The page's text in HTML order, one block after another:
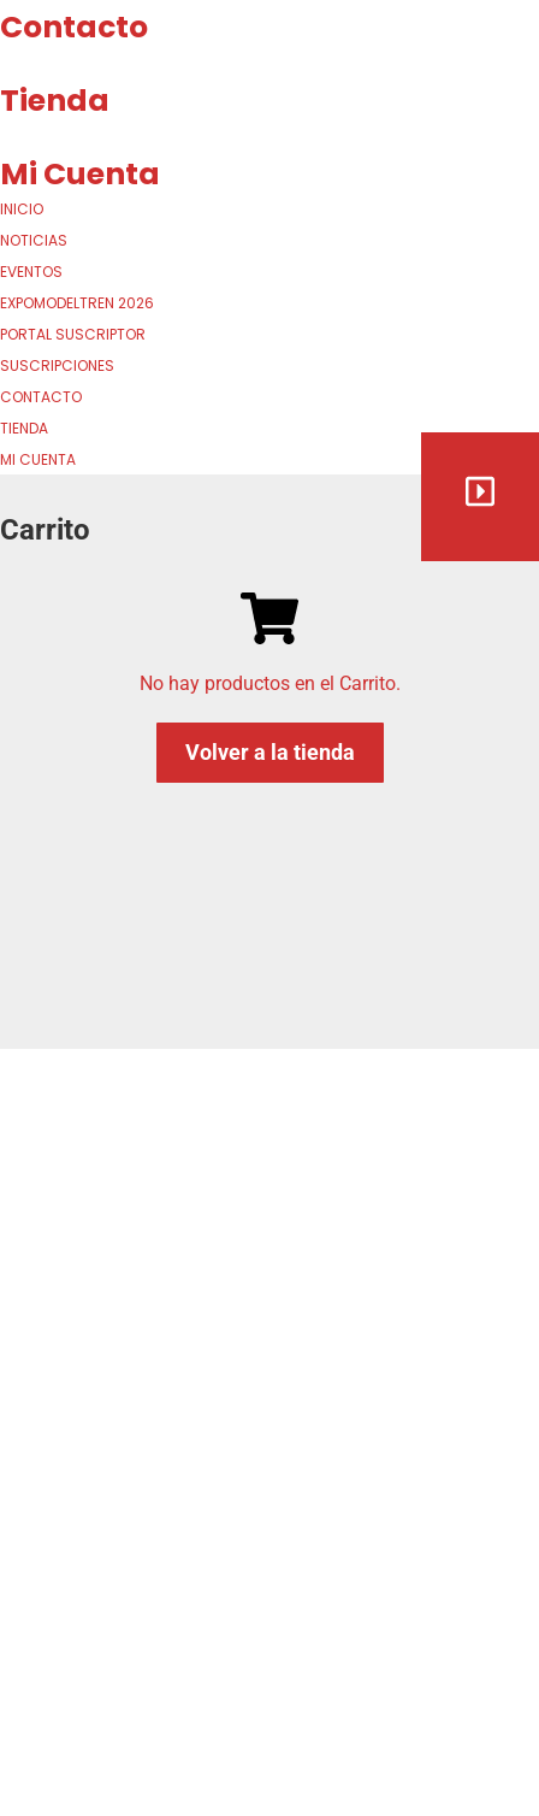
Contacto
Tienda
Mi Cuenta
INICIO
NOTICIAS
EVENTOS
EXPOMODELTREN 2026
PORTAL SUSCRIPTOR
SUSCRIPCIONES
CONTACTO
TIENDA
MI CUENTA
Carrito
No hay productos en el Carrito.
Volver a la tienda